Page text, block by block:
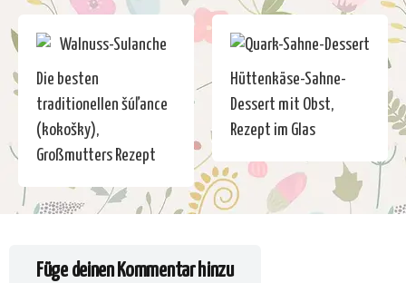
Die besten
traditionellen šúľance
(kokošky),
Großmutters Rezept
Hüttenkäse-Sahne-
Dessert mit Obst,
Rezept im Glas
Füge deinen Kommentar hinzu